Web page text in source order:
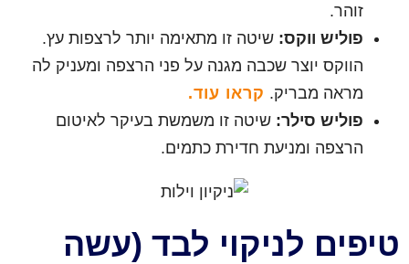
זוהר.
פוליש ווקס: שיטה זו מתאימה יותר לרצפות עץ.
הווקס יוצר שכבה מגנה על פני הרצפה ומעניק לה
מראה מבריק. קראו עוד.
פוליש סילר: שיטה זו משמשת בעיקר לאיטום
הרצפה ומניעת חדירת כתמים.
טיפים לניקוי לבד (עשה